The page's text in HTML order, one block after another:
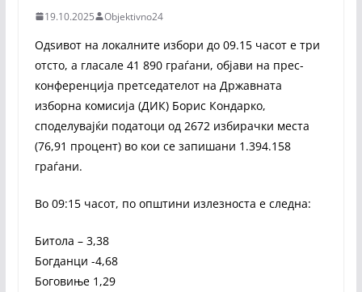
19.10.2025 Objektivno24
Одѕивот на локалните избори до 09.15 часот е три
отсто, а гласале 41 890 граѓани, објави на прес-
конференција претседателот на Државната
изборна комисија (ДИК) Борис Кондарко,
споделувајќи податоци од 2672 избирачки места
(76,91 процент) во кои се запишани 1.394.158
граѓани.
Во 09:15 часот, по општини излезноста е следна:
Битола – 3,38
Богданци -4,68
Боговиње 1,29